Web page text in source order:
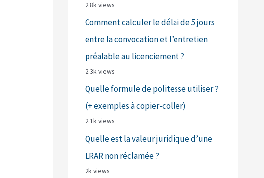
2.8k views
Comment calculer le délai de 5 jours
entre la convocation et l’entretien
préalable au licenciement ?
2.3k views
Quelle formule de politesse utiliser ?
(+ exemples à copier-coller)
2.1k views
Quelle est la valeur juridique d’une
LRAR non réclamée ?
2k views